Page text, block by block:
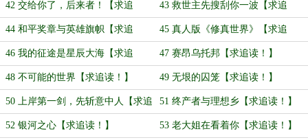
42 交给你了，后来者！【求追
读！】
43 救世主先搜刮你一波【求追
读！】
44 和平奖章与英雄旗帜【求追
读！】
45 真人版《修真世界》【求追
读！】
46 我的征途是星辰大海【求追
读！】
47 赛昂乌托邦【求追读！】
48 不可能的世界【求追读！】 49 无垠的囚笼【求追读！】
50 上岸第一剑，先斩意中人【求追
读！】
51 终产者与理想乡【求追读！】
52 银河之心【求追读！】 53 老大姐在看着你【求追读！】